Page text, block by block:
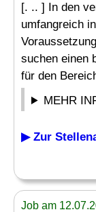
[. .. ] In den
umfangreich
suchen einen
für den
MEHR
▶ Zur
Job am